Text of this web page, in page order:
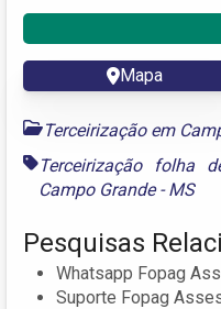
Mapa
Terceirização em
Terceirização folha
Campo Grande - MS
Pesquisas
Whatsapp Fopag
Suporte Fopag